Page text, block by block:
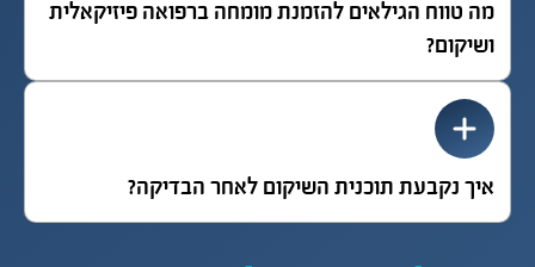
מה טווח הגילאים להזמנת מומחה ברפואה פיזיקאלית
ושיקום?
איך נקבעת תוכנית השיקום לאחר הבדיקה?